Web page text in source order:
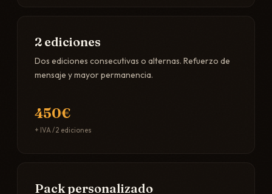
2 ediciones
Dos ediciones consecutivas o alternas. Refuerzo de
mensaje y mayor permanencia.
450€
+ IVA / 2 ediciones
Pack personalizado